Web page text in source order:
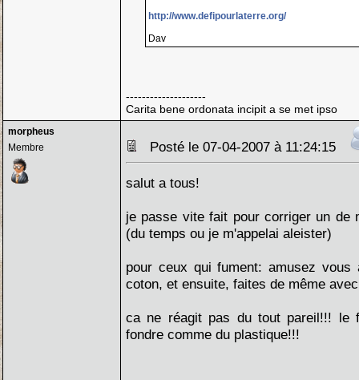
http://www.defipourlaterre.org/
Dav
--------------------
Carita bene ordonata incipit a se met ipso
morpheus
Membre
Posté le 07-04-2007 à 11:24:15
salut a tous!
je passe vite fait pour corriger un de
(du temps ou je m'appelai aleister)
pour ceux qui fument: amusez vous
coton, et ensuite, faites de même
ca ne réagit pas du tout pareil!!! le
fondre comme du plastique!!!